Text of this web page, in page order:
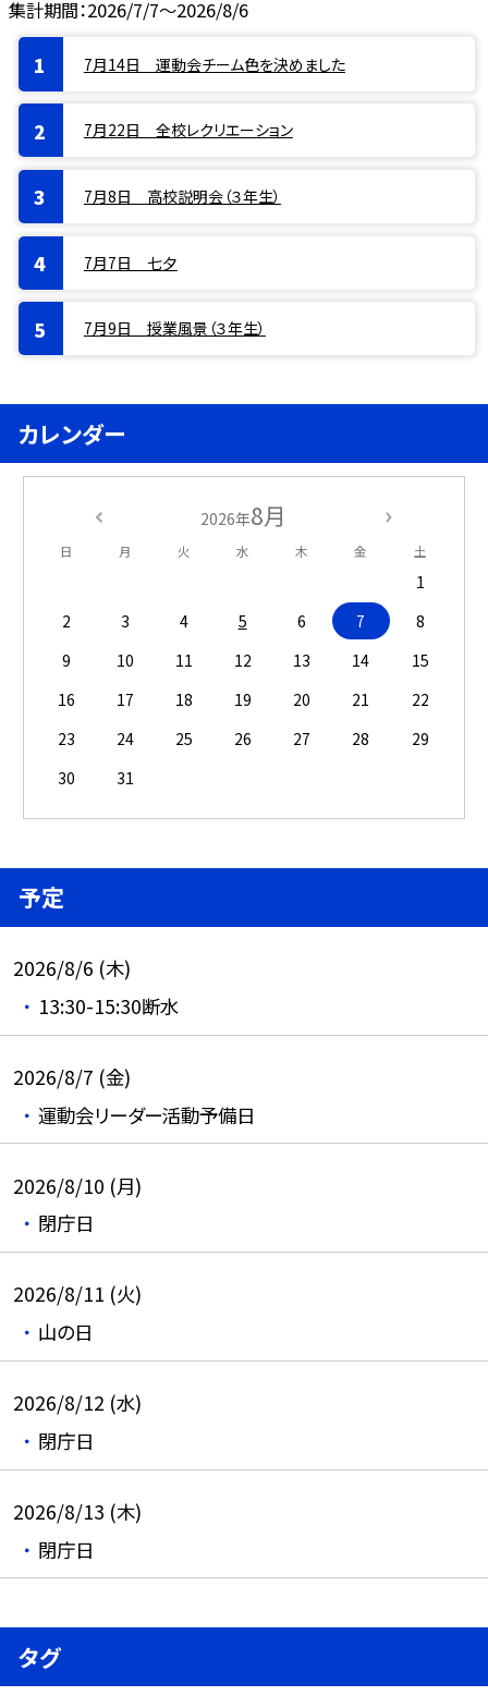
集計期間：2026/7/7～2026/8/6
7月14日 運動会チーム色を決めました
7月22日 全校レクリエーション
7月8日 高校説明会（３年生）
7月7日 七夕
7月9日 授業風景（３年生）
カレンダー
2026年8月
日 月 火 水 木 金 土
1
2
3 4 5 6 7
8
9
10 11 12 13 14
15
16
17 18 19 20 21
22
23
24 25 26 27 28
29
30
31
予定
2026/8/6 (木)
13:30-15:30断水
2026/8/7 (金)
運動会リーダー活動予備日
2026/8/10 (月)
閉庁日
2026/8/11 (火)
山の日
2026/8/12 (水)
閉庁日
2026/8/13 (木)
閉庁日
タグ